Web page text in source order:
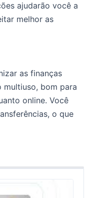
ajudarão você a
melhor as
as finanças
multiuso, bom para
online. Você
o que